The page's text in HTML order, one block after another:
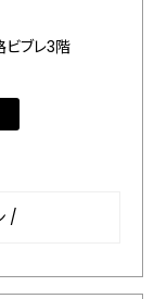
ブレ3階
/